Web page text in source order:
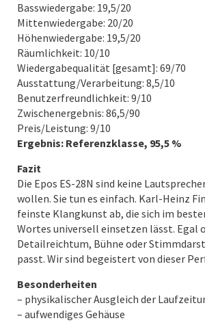
Basswiedergabe: 19,5/20
Mittenwiedergabe: 20/20
Höhenwiedergabe: 19,5/20
Räumlichkeit: 10/10
Wiedergabequalität [gesamt]: 69/70
Ausstattung/Verarbeitung: 8,5/10
Benutzerfreundlichkeit: 9/10
Zwischenergebnis: 86,5/90
Preis/Leistung: 9/10
Ergebnis: Referenzklasse, 95,5 %
Fazit
Die Epos ES-28N sind keine
wollen. Sie tun es einfach. Karl-Heinz
feinste Klangkunst ab, die sich im
Wortes universell einsetzen lässt. Egal
Detailreichtum, Bühne oder
passt. Wir sind begeistert von dieser
Besonderheiten
– physikalischer Ausgleich der
– aufwendiges Gehäuse